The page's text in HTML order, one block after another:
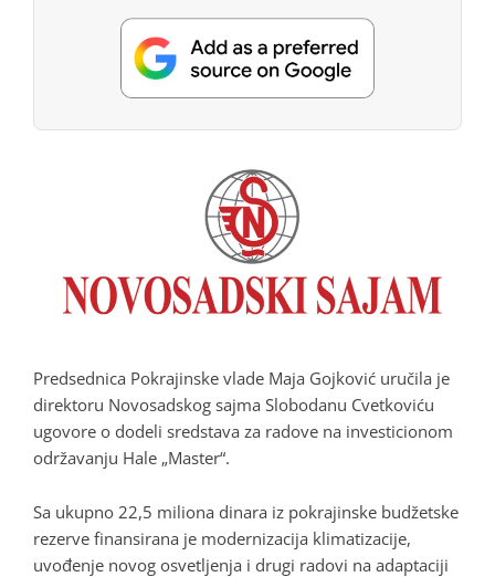
Predsednica Pokrajinske vlade Maja Gojković uručila je
direktoru Novosadskog sajma Slobodanu Cvetkoviću
ugovore o dodeli sredstava za radove na investicionom
održavanju Hale „Master“.
Sa ukupno 22,5 miliona dinara iz pokrajinske budžetske
rezerve finansirana je modernizacija klimatizacije,
uvođenje novog osvetljenja i drugi radovi na adaptaciji